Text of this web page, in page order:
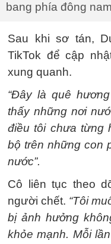
bang phía đông
Sau khi sơ tán,
TikTok để cập
xung quanh.
“Đây là quê
thấy những nơi
điều tôi chưa từng
bộ trên những con
nước”.
Cô liên tục theo
người chết. “Tôi
bị ảnh hưởng
khỏe mạnh. Mỗi